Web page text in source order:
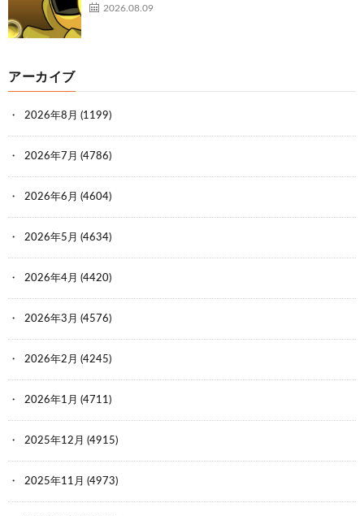
2026.08.09
アーカイブ
2026年8月 (1199)
2026年7月 (4786)
2026年6月 (4604)
2026年5月 (4634)
2026年4月 (4420)
2026年3月 (4576)
2026年2月 (4245)
2026年1月 (4711)
2025年12月 (4915)
2025年11月 (4973)